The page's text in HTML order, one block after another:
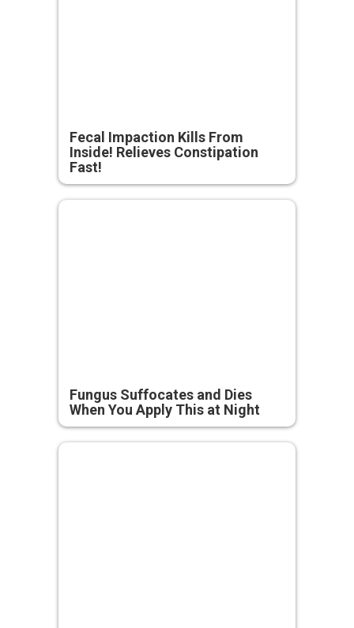
Fecal Impaction Kills From
Inside! Relieves Constipation
Fast!
Fungus Suffocates and Dies
When You Apply This at Night